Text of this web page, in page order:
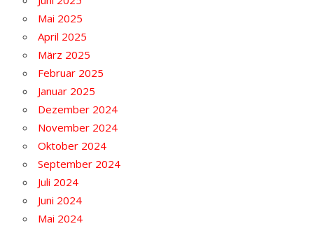
Mai 2025
April 2025
März 2025
Februar 2025
Januar 2025
Dezember 2024
November 2024
Oktober 2024
September 2024
Juli 2024
Juni 2024
Mai 2024